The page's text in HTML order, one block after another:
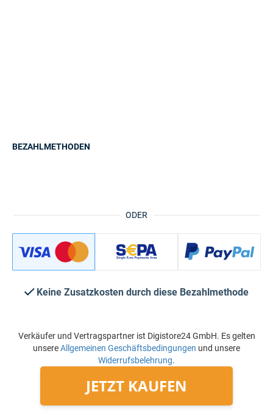
ODER
BEZAHLMETHODEN
Keine Zusatzkosten durch diese Bezahlmethode
Verkäufer und Vertragspartner ist Digistore24 GmbH. Es gelten
unsereAllgemeinen Geschäftsbedingungen und unsere
Widerrufsbelehrung.
JETZT KAUFEN